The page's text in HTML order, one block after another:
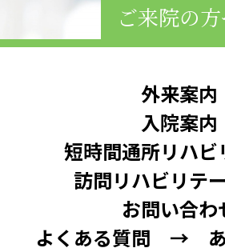
ご来院の
外来案内
入院案内
短時間通所リハビ
訪問リハビリテ
お問い合わ
よくある質問 → あ